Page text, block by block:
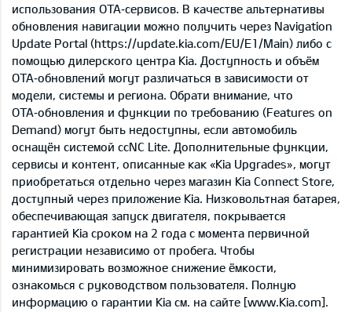
использования OTA‑сервисов. В качестве альтернативы
обновления навигации можно получить через Navigation
Update Portal (https://update.kia.com/EU/E1/Main) либо с
помощью дилерского центра Kia. Доступность и объём
OTA‑обновлений могут различаться в зависимости от
модели, системы и региона. Обрати внимание, что
OTA‑обновления и функции по требованию (Features on
Demand) могут быть недоступны, если автомобиль
оснащён системой ccNC Lite. Дополнительные функции,
сервисы и контент, описанные как «Kia Upgrades», могут
приобретаться отдельно через магазин Kia Connect Store,
доступный через приложение Kia. Низковольтная батарея,
обеспечивающая запуск двигателя, покрывается
гарантией Kia сроком на 2 года с момента первичной
регистрации независимо от пробега. Чтобы
минимизировать возможное снижение ёмкости,
ознакомься с руководством пользователя. Полную
информацию о гарантии Kia см. на сайте [www.Kia.com].